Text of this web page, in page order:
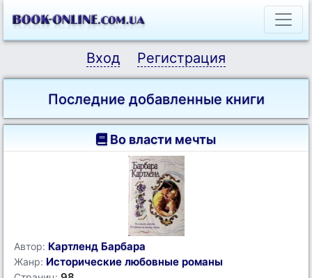
Вход Регистрация
Последние добавленные книги
Во власти мечты
Автор: Картленд Барбара
Жанр: Исторические любовные романы